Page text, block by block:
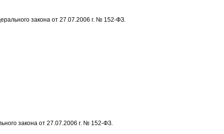
закона от 27.07.2006 г. № 152-ФЗ.
закона от 27.07.2006 г. № 152-ФЗ.